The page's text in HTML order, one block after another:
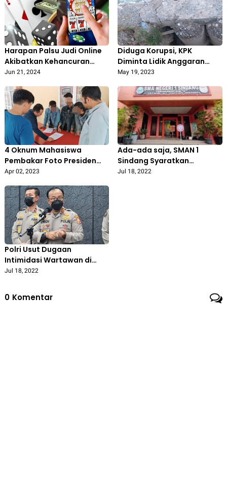
Harapan Palsu Judi Online
Akibatkan Kehancuran
Dalam Kehidupan
Jun 21, 2024
Diduga Korupsi, KPK
Diminta Lidik Anggaran
Fisik Proyek PUPR Agara
May 19, 2023
4 Oknum Mahasiswa
Pembakar Foto Presiden
Jokowi Berakhir Minta Maaf
Apr 02, 2023
Ada-ada saja, SMAN 1
Sindang Syaratkan
Verifikasi PPDB Orang Tua
Jul 18, 2022
Polri Usut Dugaan
Intimidasi Wartawan di
Rumah Irjen Sambo
Jul 18, 2022
0 Komentar